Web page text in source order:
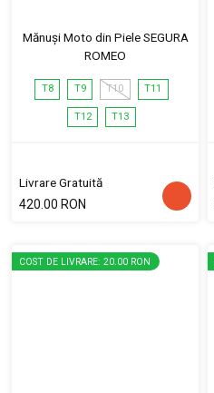
Mănuși Moto din Piele SEGURA
ROMEO
T8 T9 T10 T11
T12 T13
Livrare Gratuită
420.00 RON
COST DE LIVRARE: 20.00 RON